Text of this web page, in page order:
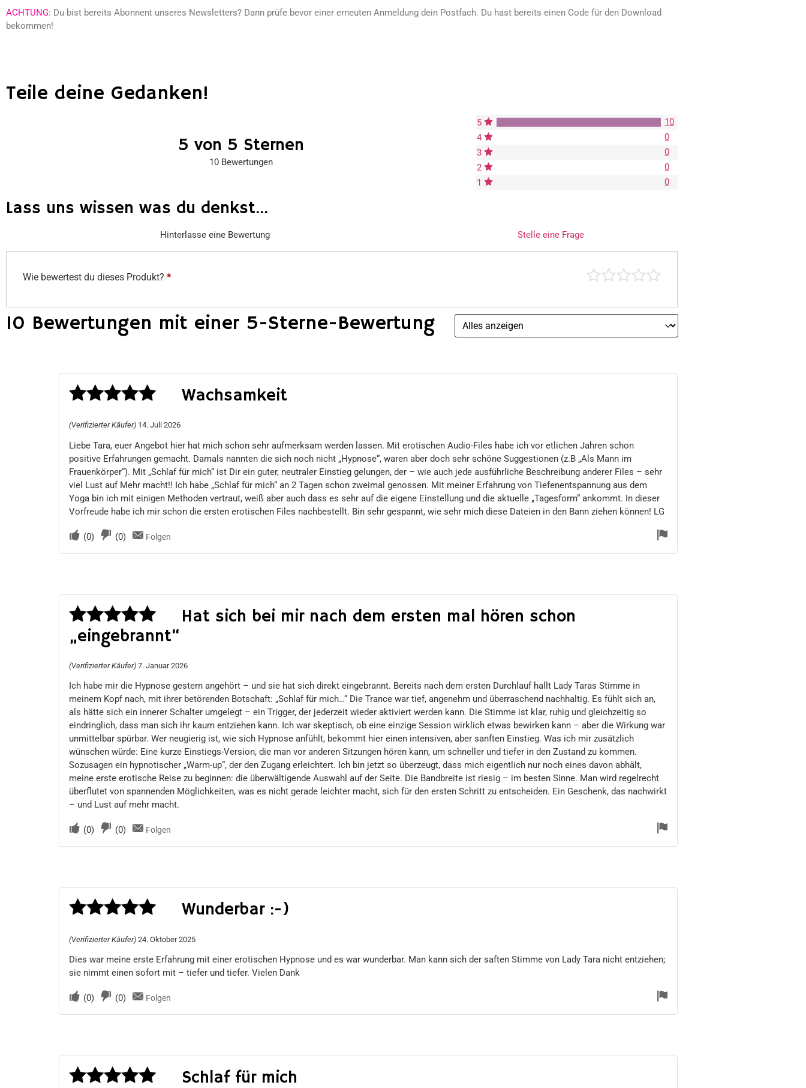
ACHTUNG: Du bist bereits Abonnent unseres Newsletters? Dann prüfe bevor einer erneuten Anmeldung dein Postfach. Du hast bereits einen Code für den Download
bekommen!
Teile deine Gedanken!
5 von 5 Sternen
10 Bewertungen
5
10
4
0
3
0
2
0
1
0
Lass uns wissen was du denkst...
Hinterlasse eine Bewertung Stelle eine Frage
Wie bewertest du dieses Produkt? *
10 Bewertungen mit einer 5-Sterne-Bewertung
Bewertet
mit
von 5
Wachsamkeit
(Verifizierter Käufer) 14. Juli 2026
Liebe Tara, euer Angebot hier hat mich schon sehr aufmerksam werden lassen. Mit erotischen Audio-Files habe ich vor etlichen Jahren schon
positive Erfahrungen gemacht. Damals nannten die sich noch nicht „Hypnose“, waren aber doch sehr schöne Suggestionen (z.B „Als Mann im
Frauenkörper“). Mit „Schlaf für mich“ ist Dir ein guter, neutraler Einstieg gelungen, der – wie auch jede ausführliche Beschreibung anderer Files – sehr
viel Lust auf Mehr macht!! Ich habe „Schlaf für mich“ an 2 Tagen schon zweimal genossen. Mit meiner Erfahrung von Tiefenentspannung aus dem
Yoga bin ich mit einigen Methoden vertraut, weiß aber auch dass es sehr auf die eigene Einstellung und die aktuelle „Tagesform“ ankommt. In dieser
Vorfreude habe ich mir schon die ersten erotischen Files nachbestellt. Bin sehr gespannt, wie sehr mich diese Dateien in den Bann ziehen können! LG
(0) (0) Folgen
Bewertet
Hat sich bei mir nach dem ersten mal hören schon
„eingebrannt“
(Verifizierter Käufer) 7. Januar 2026
Ich habe mir die Hypnose gestern angehört – und sie hat sich direkt eingebrannt. Bereits nach dem ersten Durchlauf hallt Lady Taras Stimme in
meinem Kopf nach, mit ihrer betörenden Botschaft: „Schlaf für mich…“ Die Trance war tief, angenehm und überraschend nachhaltig. Es fühlt sich an,
als hätte sich ein innerer Schalter umgelegt – ein Trigger, der jederzeit wieder aktiviert werden kann. Die Stimme ist klar, ruhig und gleichzeitig so
eindringlich, dass man sich ihr kaum entziehen kann. Ich war skeptisch, ob eine einzige Session wirklich etwas bewirken kann – aber die Wirkung war
unmittelbar spürbar. Wer neugierig ist, wie sich Hypnose anfühlt, bekommt hier einen intensiven, aber sanften Einstieg. Was ich mir zusätzlich
wünschen würde: Eine kurze Einstiegs-Version, die man vor anderen Sitzungen hören kann, um schneller und tiefer in den Zustand zu kommen.
Sozusagen ein hypnotischer „Warm-up“, der den Zugang erleichtert. Ich bin jetzt so überzeugt, dass mich eigentlich nur noch eines davon abhält,
meine erste erotische Reise zu beginnen: die überwältigende Auswahl auf der Seite. Die Bandbreite ist riesig – im besten Sinne. Man wird regelrecht
überflutet von spannenden Möglichkeiten, was es nicht gerade leichter macht, sich für den ersten Schritt zu entscheiden. Ein Geschenk, das nachwirkt
– und Lust auf mehr macht.
(0) (0) Folgen
mit
von 5
Wunderbar :-)
(Verifizierter Käufer) 24. Oktober 2025
Dies war meine erste Erfahrung mit einer erotischen Hypnose und es war wunderbar. Man kann sich der saften Stimme von Lady Tara nicht entziehen;
sie nimmt einen sofort mit – tiefer und tiefer. Vielen Dank
(0) (0) Folgen
Schlaf für mich